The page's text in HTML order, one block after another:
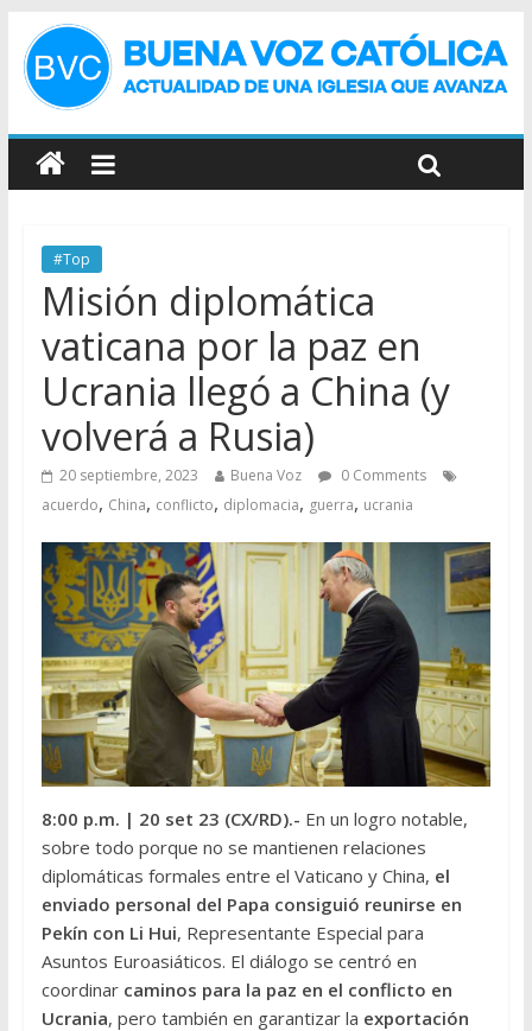
#Top
Misión diplomática
vaticana por la paz en
Ucrania llegó a China (y
volverá a Rusia)
20 septiembre, 2023 Buena Voz
0 Comments
acuerdo, China, conflicto, diplomacia, guerra, ucrania
8:00 p.m. | 20 set 23 (CX/RD).- En un logro notable,
sobre todo porque no se mantienen relaciones
diplomáticas formales entre el Vaticano y China, el
enviado personal del Papa consiguió reunirse en
Pekín con Li Hui, Representante Especial para
Asuntos Euroasiáticos. El diálogo se centró en
coordinar caminos para la paz en el conflicto en
Ucrania, pero también en garantizar la exportación